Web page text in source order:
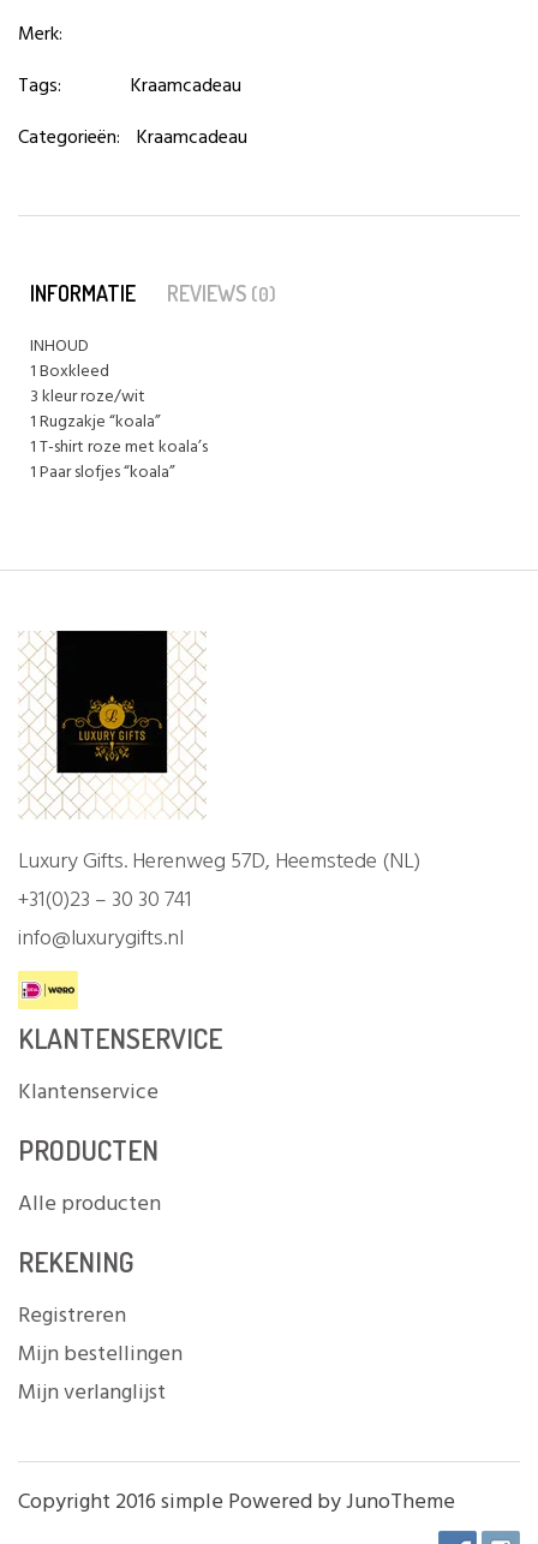
Merk:
Tags:
Kraamcadeau
Categorieën: Kraamcadeau
INFORMATIE REVIEWS (0)
INHOUD
1 Boxkleed
3 kleur roze/wit
1 Rugzakje “koala”
1 T-shirt roze met koala’s
1 Paar slofjes “koala”
Luxury Gifts. Herenweg 57D, Heemstede (NL)
+31(0)23 – 30 30 741
info@luxurygifts.nl
KLANTENSERVICE
Klantenservice
PRODUCTEN
Alle producten
REKENING
Registreren
Mijn bestellingen
Mijn verlanglijst
Copyright 2016 simple Powered by JunoTheme